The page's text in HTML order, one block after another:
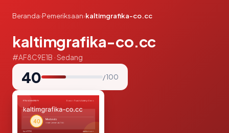
Beranda›Pemeriksaan›kaltimgrafika-co.cc
kaltimgrafika-co.cc
#AF8C9E1B · Sedang
40 / 100